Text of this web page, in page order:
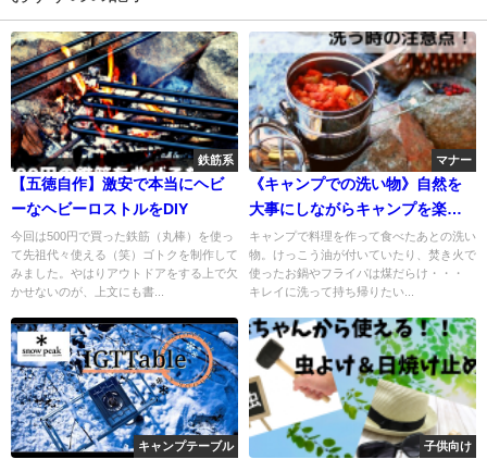
鉄筋系
【五徳自作】激安で本当にヘビ
ーなヘビーロストルをDIY
今回は500円で買った鉄筋（丸棒）を使っ
て先祖代々使える（笑）ゴトクを制作して
みました。やはりアウトドアをする上で欠
かせないのが、上文にも書...
マナー
《キャンプでの洗い物》自然を
大事にしながらキャンプを楽し
もう
キャンプで料理を作って食べたあとの洗い
物。けっこう油が付いていたり、焚き火で
使ったお鍋やフライパは煤だらけ・・・
キレイに洗って持ち帰りたい...
キャンプテーブル 子供向け